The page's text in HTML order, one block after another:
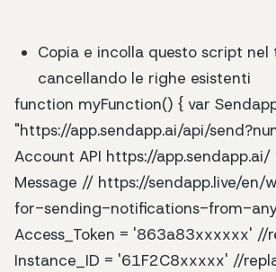
Copia e incolla questo script nel
cancellando le righe esistenti
function myFunction() { var
"https://app.sendapp.ai/api/
Account API https://
Message // https://sendapp.live/
for-sending-notifications-from-
Access_Token = '863a83xxxxxx' //
Instance_ID = '61F2C8xxxxx' //